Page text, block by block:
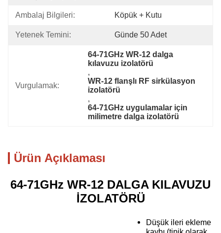
Ambalaj Bilgileri: Köpük + Kutu
Yetenek Temini: Günde 50 Adet
Vurgulamak:
64-71GHz WR-12 dalga
kılavuzu izolatörü
,
WR-12 flanşlı RF sirkülasyon
izolatörü
,
64-71GHz uygulamalar için
milimetre dalga izolatörü
Ürün Açıklaması
64-71GHz WR-12 DALGA KILAVUZU
İZOLATÖRÜ
Düşük ileri ekleme